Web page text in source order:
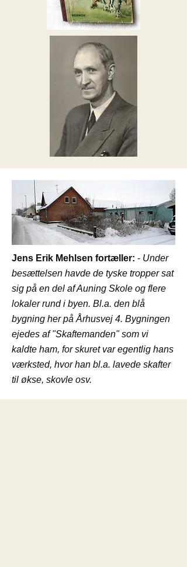
Jens Erik Mehlsen fortæller: - Under
besættelsen havde de tyske tropper sat
sig på en del af Auning Skole og flere
lokaler rund i byen. Bl.a. den blå
bygning her på Århusvej 4. Bygningen
ejedes af "Skaftemanden" som vi
kaldte ham, for skuret var egentlig hans
værksted, hvor han bl.a. lavede skafter
til økse, skovle osv.